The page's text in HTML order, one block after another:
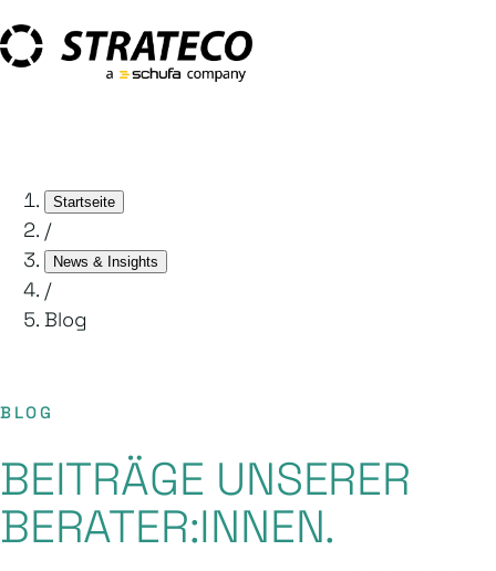
Startseite
/
News & Insights
/
Blog
BLOG
BEITRÄGE UNSERER
BERATER:INNEN.